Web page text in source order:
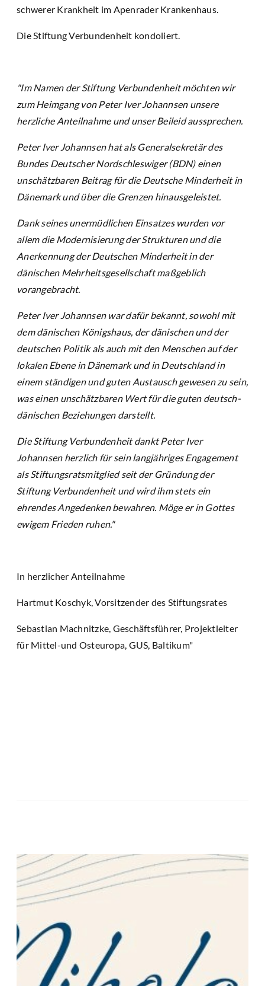
schwerer Krankheit im Apenrader Krankenhaus.
Die Stiftung Verbundenheit kondoliert.
"Im Namen der Stiftung Verbundenheit möchten wir
zum Heimgang von Peter Iver Johannsen unsere
herzliche Anteilnahme und unser Beileid aussprechen.
Peter Iver Johannsen hat als Generalsekretär des
Bundes Deutscher Nordschleswiger (BDN) einen
unschätzbaren Beitrag für die Deutsche Minderheit in
Dänemark und über die Grenzen hinausgeleistet.
Dank seines unermüdlichen Einsatzes wurden vor
allem die Modernisierung der Strukturen und die
Anerkennung der Deutschen Minderheit in der
dänischen Mehrheitsgesellschaft maßgeblich
vorangebracht.
Peter Iver Johannsen war dafür bekannt, sowohl mit
dem dänischen Königshaus, der dänischen und der
deutschen Politik als auch mit den Menschen auf der
lokalen Ebene in Dänemark und in Deutschland in
einem ständigen und guten Austausch gewesen zu sein,
was einen unschätzbaren Wert für die guten deutsch-
dänischen Beziehungen darstellt.
Die Stiftung Verbundenheit dankt Peter Iver
Johannsen herzlich für sein langjähriges Engagement
als Stiftungsratsmitglied seit der Gründung der
Stiftung Verbundenheit und wird ihm stets ein
ehrendes Angedenken bewahren. Möge er in Gottes
ewigem Frieden ruhen."
In herzlicher Anteilnahme
Hartmut Koschyk, Vorsitzender des Stiftungsrates
Sebastian Machnitzke, Geschäftsführer, Projektleiter
für Mittel-und Osteuropa, GUS, Baltikum"